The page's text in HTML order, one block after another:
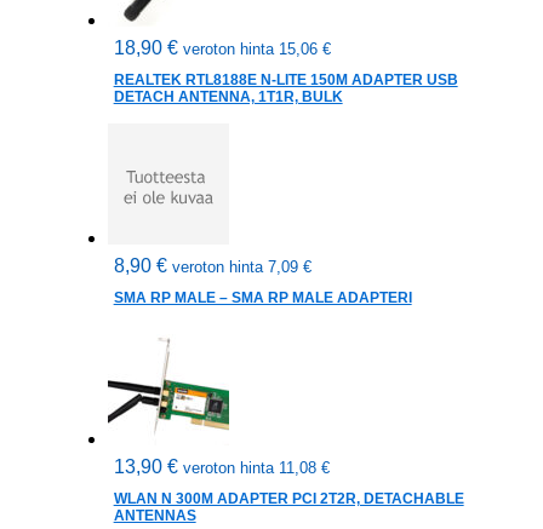
18,90 € veroton hinta 15,06 €
REALTEK RTL8188E N-LITE 150M ADAPTER USB
DETACH ANTENNA, 1T1R, BULK
8,90 € veroton hinta 7,09 €
SMA RP MALE – SMA RP MALE ADAPTERI
13,90 € veroton hinta 11,08 €
WLAN N 300M ADAPTER PCI 2T2R, DETACHABLE
ANTENNAS